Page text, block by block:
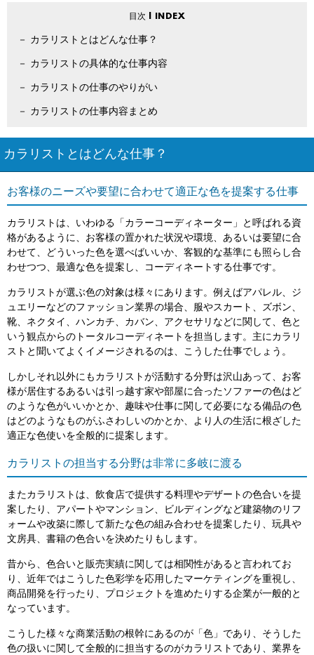
カラリストとはどんな仕事？
カラリストの具体的な仕事内容
カラリストの仕事のやりがい
カラリストの仕事内容まとめ
カラリストとはどんな仕事？
お客様のニーズや要望に合わせて適正な色を提案する仕事
カラリストは、いわゆる「カラーコーディネーター」と呼ばれる資
格があるように、お客様の置かれた状況や環境、あるいは要望に合
わせて、どういった色を選べばいいか、客観的な基準にも照らし合
わせつつ、最適な色を提案し、コーディネートする仕事です。
カラリストが選ぶ色の対象は様々にあります。例えばアパレル、ジ
ュエリーなどのファッション業界の場合、服やスカート、ズボン、
靴、ネクタイ、ハンカチ、カバン、アクセサリなどに関して、色と
いう観点からのトータルコーディネートを担当します。主にカラリ
ストと聞いてよくイメージされるのは、こうした仕事でしょう。
しかしそれ以外にもカラリストが活動する分野は沢山あって、お客
様が居住するあるいは引っ越す家や部屋に合ったソファーの色はど
のような色がいいかとか、趣味や仕事に関して必要になる備品の色
はどのようなものがふさわしいのかとか、より人の生活に根ざした
適正な色使いを全般的に提案します。
カラリストの担当する分野は非常に多岐に渡る
またカラリストは、飲食店で提供する料理やデザートの色合いを提
案したり、アパートやマンション、ビルディングなど建築物のリフ
ォームや改築に際して新たな色の組み合わせを提案したり、玩具や
文房具、書籍の色合いを決めたりもします。
昔から、色合いと販売実績に関しては相関性があると言われてお
り、近年ではこうした色彩学を応用したマーケティングを重視し、
商品開発を行ったり、プロジェクトを進めたりする企業が一般的と
なっています。
こうした様々な商業活動の根幹にあるのが「色」であり、そうした
色の扱いに関して全般的に担当するのがカラリストであり、業界を